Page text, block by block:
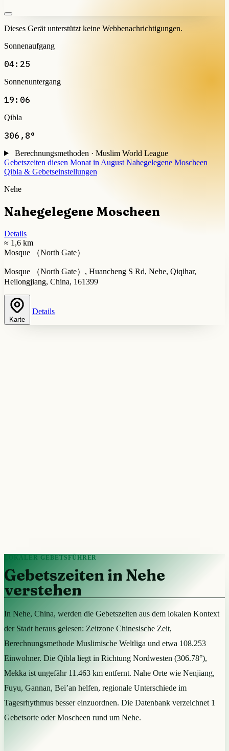
Dieses Gerät unterstützt keine Webbenachrichtigungen.
Sonnenaufgang
04:25
Sonnenuntergang
19:06
Qibla
306,8°
Berechnungsmethoden · Muslim World League
Gebetszeiten diesen Monat in August Nahegelegene Moscheen
Qibla & Gebetseinstellungen
Nehe
Nahegelegene Moscheen
Details
≈ 1,6 km
Mosque （North Gate）
Mosque （North Gate）, Huancheng S Rd, Nehe, Qiqihar,
Heilongjiang, China, 161399
Karte
Details
LOKALER GEBETSFÜHRER
Gebetszeiten in Nehe
verstehen
In Nehe, China, werden die Gebetszeiten aus dem lokalen Kontext
der Stadt heraus gelesen: Zeitzone Chinesische Zeit,
Berechnungsmethode Muslimische Weltliga und etwa 108.253
Einwohner. Die Qibla liegt in Richtung Nordwesten (306.78°),
Mekka ist ungefähr 11.463 km entfernt. Nahe Orte wie Nenjiang,
Fuyu, Gannan, Bei’an helfen, regionale Unterschiede im
Tagesrhythmus besser einzuordnen. Die Datenbank verzeichnet 1
Gebetsorte oder Moscheen rund um Nehe.